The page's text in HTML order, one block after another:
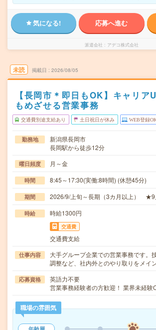
気になる! 応募へ進む
派遣会社 アデコ株式会社
未読 掲載日 2026/08/05
【長岡市＊即日もOK】キャリア
もめざせる営業事務
交通費別途支給あり 土日祝日が休み WEB登録
勤務地
新潟県長岡市
長岡駅から徒歩12分
曜日頻度 月～金
時間 8:45～17:30(実働:8時間) (休憩45分)
期間 2026/9/上旬～長期（3カ月以上） ★9
時給 時給1300円
交通費
交通費支給
仕事内容
大手グループ企業での営業事務です。
調整など、社内外とのやり取りをメイ
応募資格
英語力不要
営業事務経験者の方歓迎！ 業界未経験
職場の雰囲気